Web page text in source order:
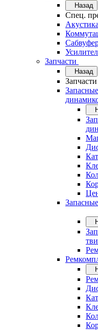
Назад
Спец.
Акустика
Запчасти
Назад
Запчасти